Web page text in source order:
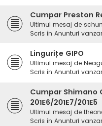
Cumpar Preston
Ultimul mesaj de
Scris în Anunturi
Lingurițe GIPO
Ultimul mesaj de
Scris în Anunturi
Cumpar Shimano
201E6/201E7/201E5
Ultimul mesaj de
Scris în Anunturi